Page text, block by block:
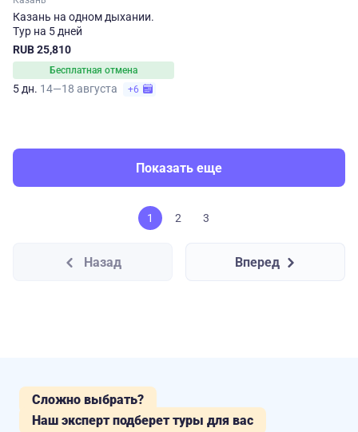
Казань на одном дыхании.
Тур на 5 дней
RUB 25,810
Бесплатная отмена
5 дн. 14—18 августа +6
Показать еще
1 2 3
Назад Вперед
Сложно выбрать?
Наш эксперт подберет туры для вас